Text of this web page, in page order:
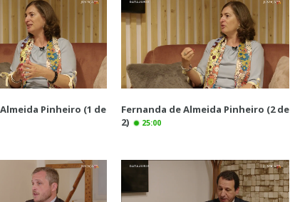
Pinheiro (1 de
Fernanda de Almeida Pinheiro (2 de
2)
25:00